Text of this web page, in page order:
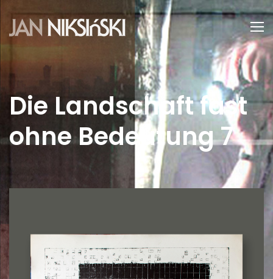
Die Landschaft fast
ohne Bedeutung 7